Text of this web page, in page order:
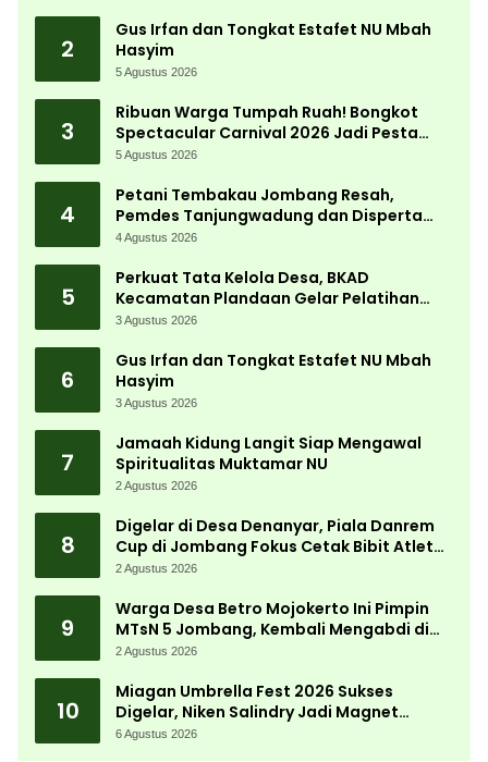
2
Gus Irfan dan Tongkat Estafet NU Mbah
Hasyim
5 Agustus 2026
3
Ribuan Warga Tumpah Ruah! Bongkot
Spectacular Carnival 2026 Jadi Pesta
Kemerdekaan Terbesar di Peterongan
5 Agustus 2026
4
Petani Tembakau Jombang Resah,
Pemdes Tanjungwadung dan Disperta
Bergerak Cepat
4 Agustus 2026
5
Perkuat Tata Kelola Desa, BKAD
Kecamatan Plandaan Gelar Pelatihan
Aparatur Pemdes
3 Agustus 2026
6
Gus Irfan dan Tongkat Estafet NU Mbah
Hasyim
3 Agustus 2026
7
Jamaah Kidung Langit Siap Mengawal
Spiritualitas Muktamar NU
2 Agustus 2026
8
Digelar di Desa Denanyar, Piala Danrem
Cup di Jombang Fokus Cetak Bibit Atlet
Menembak Berprestasi
2 Agustus 2026
9
Warga Desa Betro Mojokerto Ini Pimpin
MTsN 5 Jombang, Kembali Mengabdi di
Almamater
2 Agustus 2026
10
Miagan Umbrella Fest 2026 Sukses
Digelar, Niken Salindry Jadi Magnet
Ribuan Pengunjung
6 Agustus 2026